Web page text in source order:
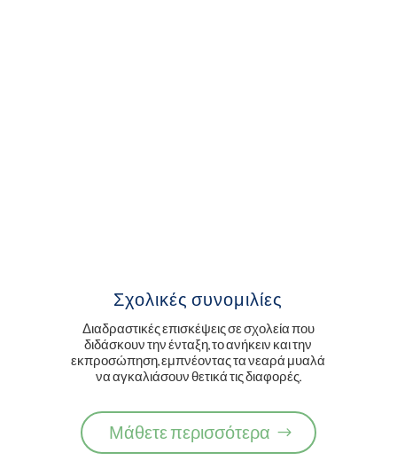
Σχολικές συνομιλίες
Διαδραστικές επισκέψεις σε σχολεία που
διδάσκουν την ένταξη, το ανήκειν και την
εκπροσώπηση, εμπνέοντας τα νεαρά μυαλά
να αγκαλιάσουν θετικά τις διαφορές.
Μάθετε περισσότερα